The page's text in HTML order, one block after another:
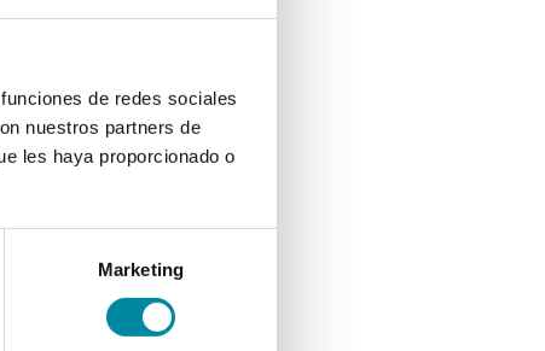
de redes sociales
nuestros partners de
les haya proporcionado o
Marketing